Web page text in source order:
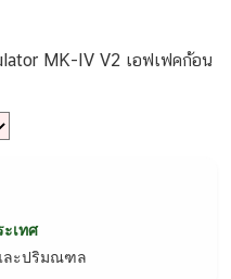
MK-IV V2 เอฟเฟคก้อน
เทศ
ละปริมณฑล